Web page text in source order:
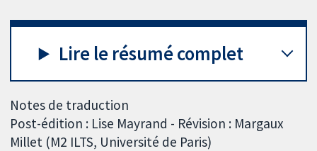
Lire le résumé complet
Notes de traduction
Post-édition : Lise Mayrand - Révision : Margaux
Millet (M2 ILTS, Université de Paris)